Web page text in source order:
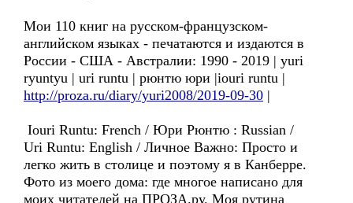
Мои 110 книг на русском-французском-
английском языках - печатаются и издаются в
России - США - Австралии: 1990 - 2019 | yuri
ryuntyu | uri runtu | рюнтю юри |iouri runtu |
http://proza.ru/diary/yuri2008/2019-09-30 |
Iouri Runtu: French / Юри Рюнтю : Russian /
Uri Runtu: English / Личное Важно: Просто и
легко жить в столице и поэтому я в Канберре.
Фото из моего дома: где многое написано для
моих читателей на ПРОЗА.ру. Моя рутина